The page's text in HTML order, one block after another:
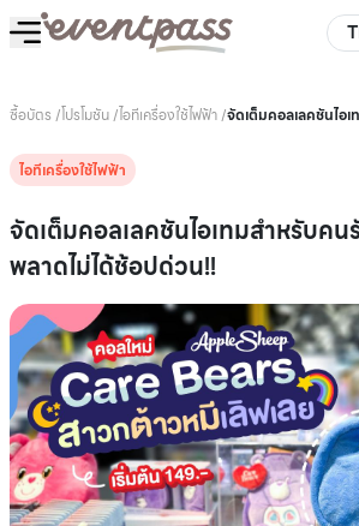
ซื้อบัตร /โปรโมชัน/ไอทีเครื่องใช้ไฟฟ้า/จัดเต็มคอลเลคชันไอ
ไอทีเครื่องใช้ไฟฟ้า
จัดเต็มคอลเลคชันไอเทมสำหรับค
พลาดไม่ได้ช้อปด่วน!!